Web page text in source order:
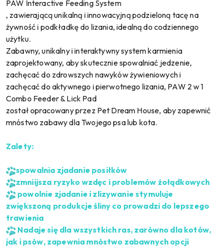
PAW Interactive Feeding System
, zawierającą unikalną i innowacyjną podzieloną tacę na
żywność i podkładkę do lizania, idealną do codziennego
użytku.
Zabawny, unikalny i interaktywny system karmienia
zaprojektowany, aby skutecznie spowalniać jedzenie,
zachęcać do zdrowszych nawyków żywieniowych i
zachęcać do aktywnego i pierwotnego lizania, PAW 2 w 1
Combo Feeder & Lick Pad
został opracowany przez Pet Dream House, aby zapewnić
mnóstwo zabawy dla Twojego psa lub kota.
Zalety:
spowalnia zjadanie posiłków
zmniijsza ryzyko wzdęc i problemów żołądkowych
powolnie zjadanie i zlizywanie stymuluje
zwiększoną produkcje śliny co prowadzi do lepszego
trawienia
Nadaje się dla wszystkich ras, zarówno dla kotów,
jak i psów, zapewnia mnóstwo zabawnych opcji